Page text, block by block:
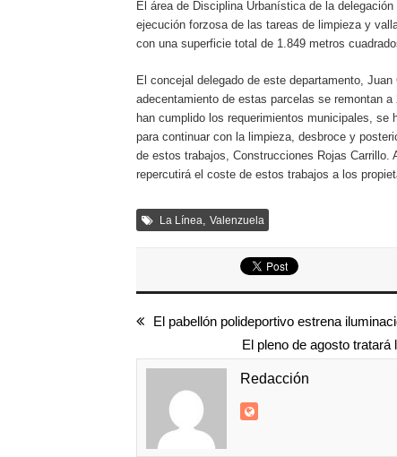
El área de Disciplina Urbanística de la
ejecución forzosa de las tareas de limpieza y
con una superficie total de 1.849 metros
El concejal delegado de este departamento,
adecentamiento de estas parcelas se remontan
han cumplido los requerimientos municipales,
para continuar con la limpieza, desbroce y
de estos trabajos, Construcciones Rojas
repercutirá el coste de estos trabajos a los
La Línea, Valenzuela
El pabellón polideportivo estrena
El pleno de agosto
Redacción